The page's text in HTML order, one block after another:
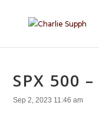
SPX 500
Sep 2, 2023 11:46 am